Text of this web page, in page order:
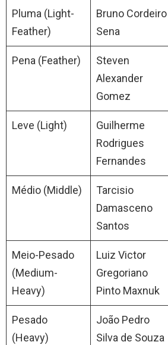
Pluma (Light-
Feather)
Bruno Cordeiro
Sena
Pena (Feather)
Steven
Alexander
Gomez
Leve (Light)
Guilherme
Rodrigues
Fernandes
Médio (Middle)
Tarcisio
Damasceno
Santos
Meio-Pesado
(Medium-
Heavy)
Luiz Victor
Gregoriano
Pinto Maxnuk
Pesado
(Heavy)
João Pedro
Silva de Souza